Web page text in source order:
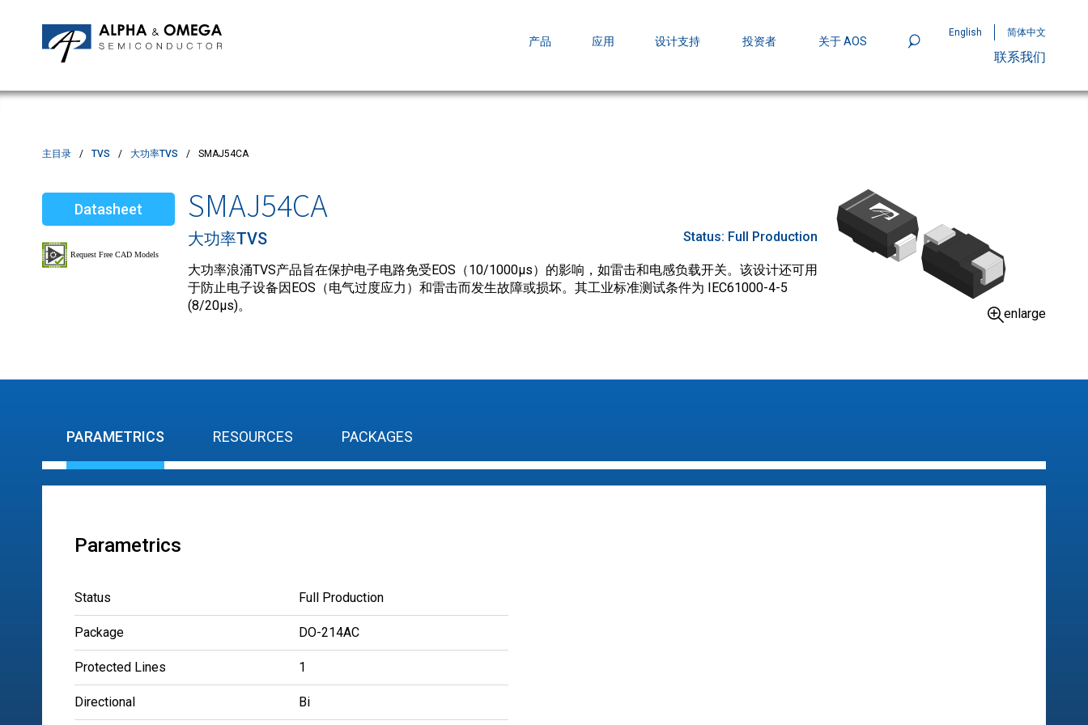
产品 应用 设计支持 投资者 关于 AOS
English 简体中文
联系我们
MOSFETs
Motor Control MCU's
TVS
AOS发布 AmpStack™ 封装：MOSFET 功率密度实现
质量与可靠性
客户满意度调查
主目录 TVS 大功率TVS SMAJ54CA
Datasheet SMAJ54CA
大功率TVS Status: Full Production
大功率浪涌TVS产品旨在保护电子电路免受EOS（10/1000µs）的影响，如雷击和电感负载开关。该设计还可用
于防止电子设备因EOS（电气过度应力）和雷击而发生故障或损坏。其工业标准测试条件为 IEC61000-4-5
(8/20µs)。
enlarge
PARAMETRICS RESOURCES PACKAGES
Parametrics
Status Full Production
Package DO-214AC
Protected Lines 1
Directional Bi